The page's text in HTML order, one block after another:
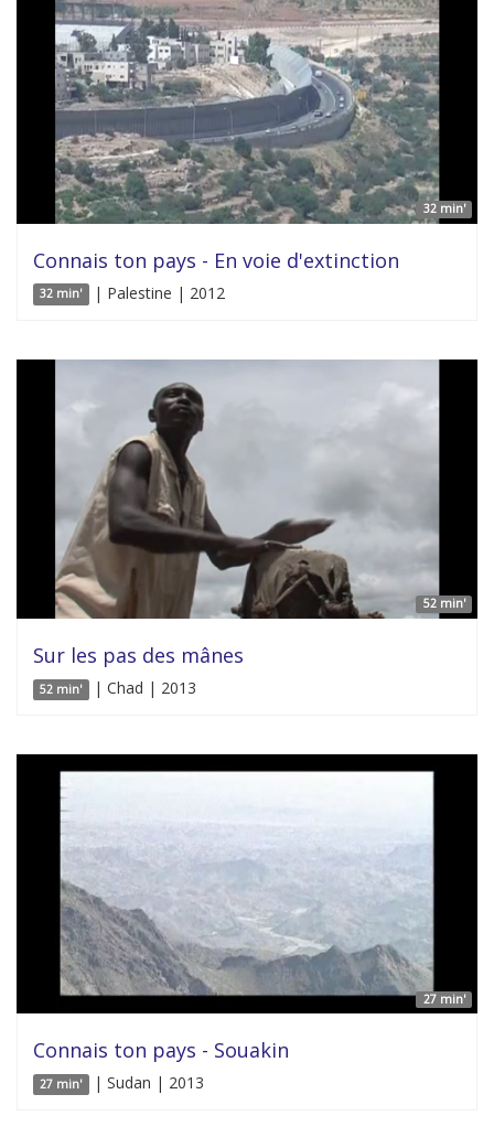
32 min'
Connais ton pays - En voie d'extinction
32 min' | Palestine | 2012
52 min'
Sur les pas des mânes
52 min' | Chad | 2013
27 min'
Connais ton pays - Souakin
27 min' | Sudan | 2013